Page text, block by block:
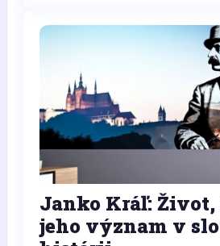
Janko Kráľ: Život,
jeho význam v